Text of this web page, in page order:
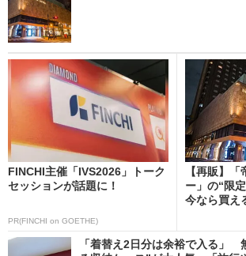
FINCHI主催「IVS2026」トーク
セッションが話題に！
PR(FINCHI on GOETHE)
【再販】
ー」の“限
今なら買
「着替え2日分は余裕で入る」